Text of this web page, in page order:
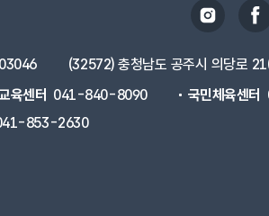
(32572) 충청남도 공주시 의당로
육센터 041-840-8090 국민체육센터
853-2630